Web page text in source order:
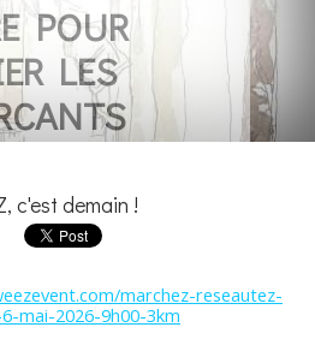
POUR
LES
c'est demain !
marchez-reseautez-
mai-2026-9h00-3km